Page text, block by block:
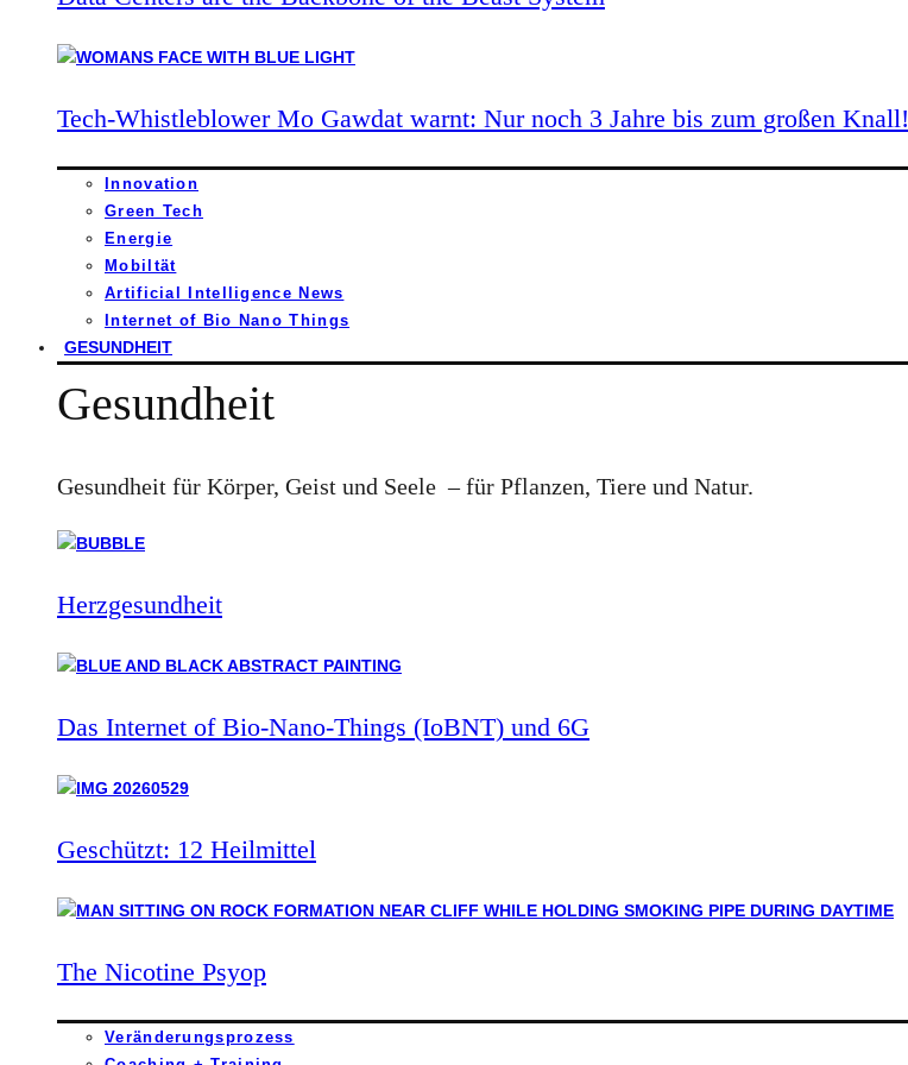
Tech-Whistleblower Mo Gawdat warnt: Nur noch 3 Jahre bis zum großen Knall!
Innovation
Green Tech
Energie
Mobiltät
Artificial Intelligence News
Internet of Bio Nano Things
GESUNDHEIT
Gesundheit
Gesundheit für Körper, Geist und Seele – für Pflanzen, Tiere und Natur.
Herzgesundheit
Das Internet of Bio-Nano-Things (IoBNT) und 6G
Geschützt: 12 Heilmittel
The Nicotine Psyop
Veränderungsprozess